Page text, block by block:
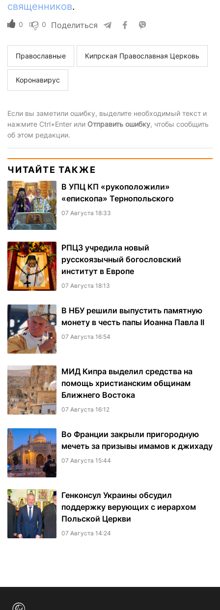
священников.
0 0 Поделиться
Православные Кипрская Православная Церковь
Коронавирус
Если вы заметили ошибку, выделите необходимый текст и
нажмите Ctrl+Enter или Отправить ошибку, чтобы сообщить
об этом редакции.
ЧИТАЙТЕ ТАКЖЕ
В УПЦ КП «рукоположили»
«епископа» Тернопольского
07 Августа 18:33
РПЦЗ учредила новый
русскоязычный богословский
институт в Европе
07 Августа 18:13
В НБУ решили выпустить памятную
монету в честь папы Иоанна Павла II
07 Августа 16:54
МИД Кипра выделил средства на
помощь христианским общинам
Ближнего Востока
07 Августа 16:12
Во Франции закрыли пригородную
мечеть за призывы имамов к джихаду
07 Августа 15:44
Генконсул Украины обсудил
поддержку верующих с иерархом
Польской Церкви
07 Августа 14:24